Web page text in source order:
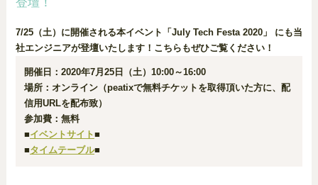
7/25（土）に開催される本イベント「July Tech Festa 2020」 にも当
社エンジニアが登壇いたします！こちらもぜひご覧ください！
開催日：2020年7月25日（土）10:00～16:00
場所：オンライン（peatixで無料チケットを取得頂いた方に、配
信用URLを配布致）
参加費：無料
■イベントサイト■
■タイムテーブル■